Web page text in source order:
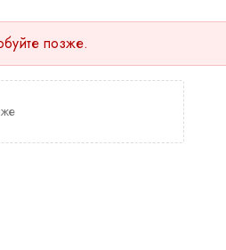
позже.